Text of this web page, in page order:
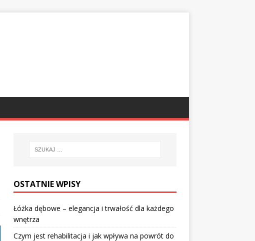
OSTATNIE WPISY
Łóżka dębowe – elegancja i trwałość dla każdego
wnętrza
Czym jest rehabilitacja i jak wpływa na powrót do